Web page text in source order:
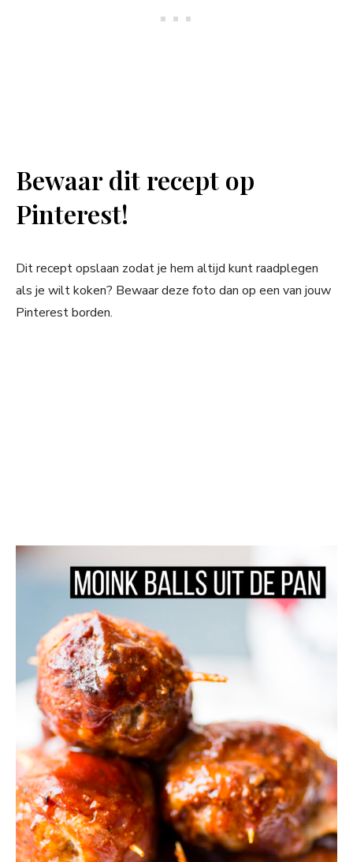
Bewaar dit recept op
Pinterest!
Dit recept opslaan zodat je hem altijd kunt raadplegen
als je wilt koken? Bewaar deze foto dan op een van jouw
Pinterest borden.